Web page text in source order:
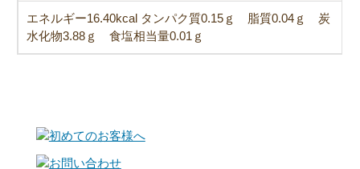
エネルギー16.40kcal タンパク質0.15ｇ 脂質0.04ｇ 炭
水化物3.88ｇ 食塩相当量0.01ｇ